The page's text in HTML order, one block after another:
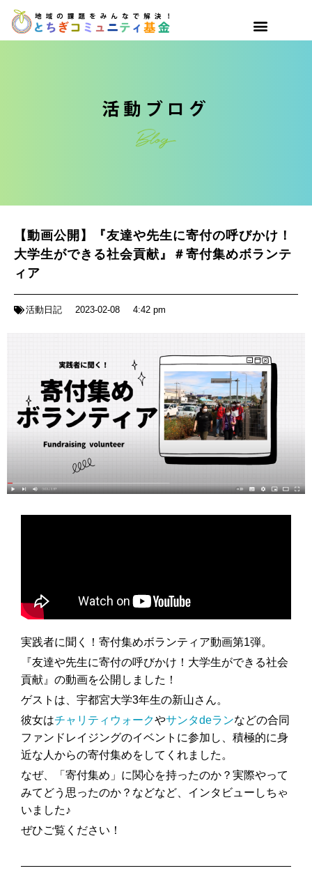
【動画公開】『友達や先生に寄付の呼びかけ！
大学生ができる社会貢献』＃寄付集めボランテ
ィア
活動日記 2023-02-08 4:42 pm
実践者に聞く！寄付集めボランティア動画第1弾。
『友達や先生に寄付の呼びかけ！大学生ができる社会
貢献』の動画を公開しました！
ゲストは、宇都宮大学3年生の新山さん。
彼女はチャリティウォークやサンタdeランなどの合同
ファンドレイジングのイベントに参加し、積極的に身
近な人からの寄付集めをしてくれました。
なぜ、「寄付集め」に関心を持ったのか？実際やって
みてどう思ったのか？などなど、インタビューしちゃ
いました♪
ぜひご覧ください！